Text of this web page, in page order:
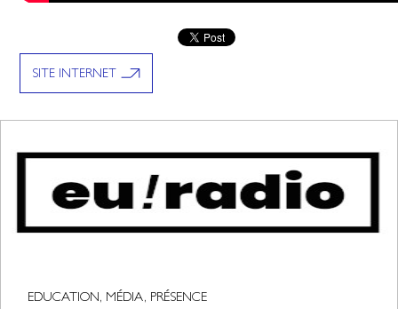
SITE INTERNET
EDUCATION, MÉDIA, PRÉSENCE